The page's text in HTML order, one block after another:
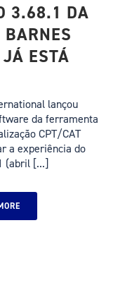
3.68.1 DA
ESTÁ
lançou
da ferramenta
CPT/CAT
a experiência do
(abril [...]